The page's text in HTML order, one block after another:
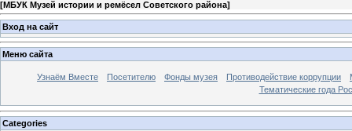
[МБУК Музей истории и ремёсел Советского района]
Вход на сайт
Меню сайта
Узнаём Вместе Посетителю Фонды музея Противодействие коррупции
Тематические года
Categories